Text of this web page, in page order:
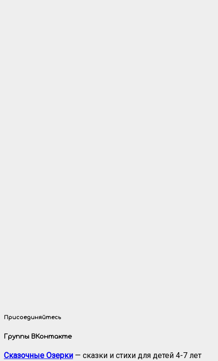
Присоединяйтесь
Группы ВКонтакте
Сказочные Озерки — сказки и стихи для детей 4-7 лет